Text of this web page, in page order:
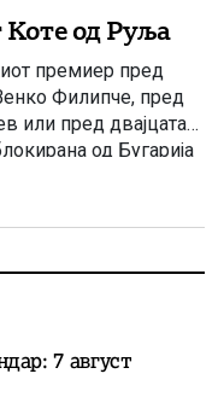
од Руља
премиер пред
Филипче, пред
или пред двајцата?
од Бугарија
и да […]
7 август